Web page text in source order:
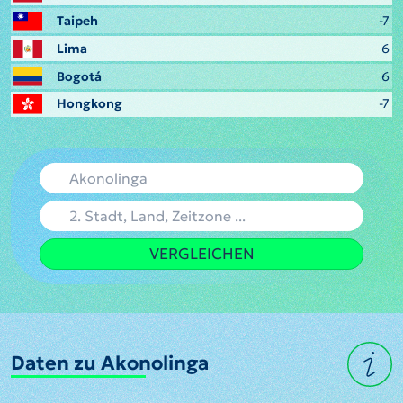
Taipeh
-7
Lima
6
Bogotá
6
Hongkong
-7
VERGLEICHEN
Daten zu Akonolinga